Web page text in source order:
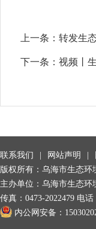
上一条： 转发生
下一条： 视频丨
联系我们 网站声明
版权所有：乌海市生态环
主办单位：乌海市生态环
传真：0473-2022479 电话
内公网安备：